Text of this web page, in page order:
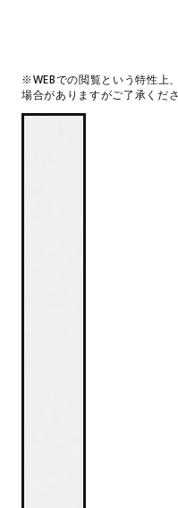
※WEBでの閲覧という特性上
場合がありますがご了承くださ